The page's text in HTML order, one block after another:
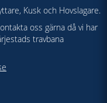
Kusk och Hovslagare.
oss gärna då vi har
travbana